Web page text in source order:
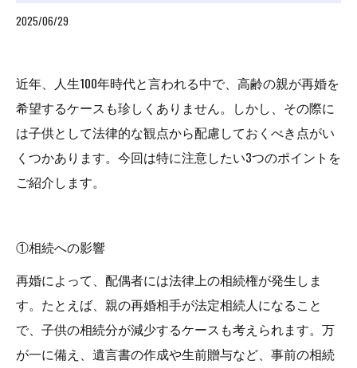
2025/06/29
近年、人生100年時代と言われる中で、高齢の親が再婚を
希望するケースも珍しくありません。しかし、その際に
は子供として法律的な観点から配慮しておくべき点がい
くつかあります。今回は特に注意したい3つのポイントを
ご紹介します。
①相続への影響
再婚によって、配偶者には法律上の相続権が発生しま
す。たとえば、親の再婚相手が法定相続人になること
で、子供の相続分が減少するケースも考えられます。万
が一に備え、遺言書の作成や生前贈与など、事前の相続